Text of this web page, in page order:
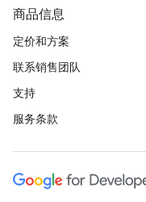
商品信息
定价和方案
联系销售团队
支持
服务条款